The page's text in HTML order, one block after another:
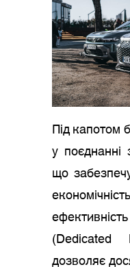
Під капотом
у поєднанні
що
(Dedicated
дозволяє